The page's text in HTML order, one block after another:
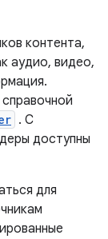
контента,
аудио, видео,
. С
доступны
для